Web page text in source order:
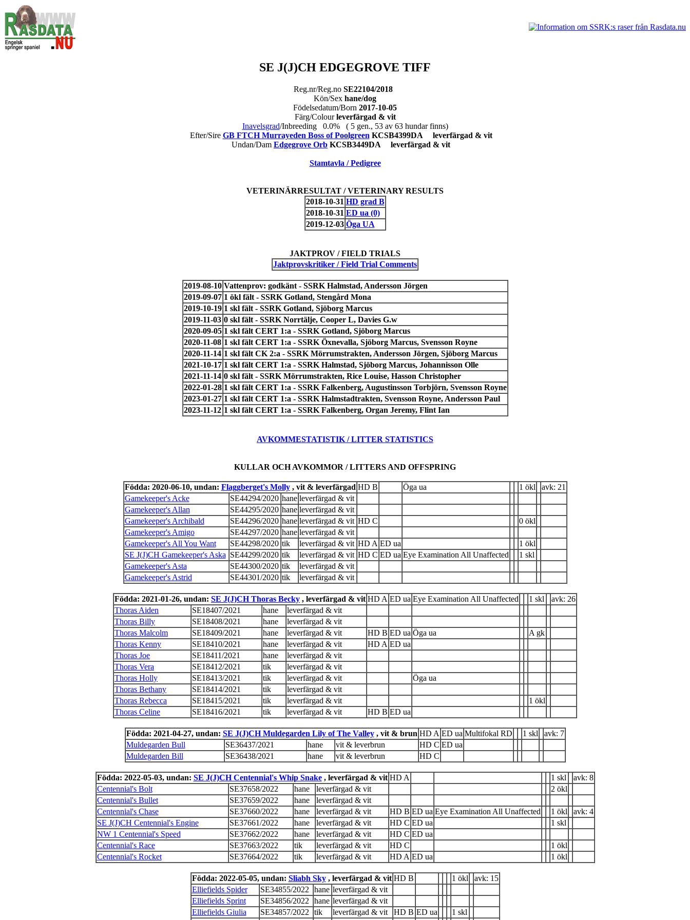
SE J(J)CH EDGEGROVE TIFF
Reg.nr/Reg.no SE22104/2018
Kön/Sex hane/dog
Födelsedatum/Born 2017-10-05
Färg/Colourleverfärgad & vit
Inavelsgrad/Inbreeding 0.0% ( 5 gen., 53 av 63 hundar finns)
Efter/Sire GB FTCH Murrayeden Boss of Poolgreen KCSB4399DA leverfärgad & vit
Undan/Dam Edgegrove Orb KCSB3449DA leverfärgad & vit
Stamtavla / Pedigree
VETERINÄRRESULTAT / VETERINARY RESULTS
2018-10-31 HD grad B
2018-10-31 ED ua (0)
2019-12-03 Öga UA
JAKTPROV / FIELD TRIALS
Jaktprovskritiker / Field Trial Comments
2019-08-10 Vattenprov: godkänt - SSRK Halmstad, Andersson Jörgen
2019-09-07 1 ökl fält - SSRK Gotland, Stengård Mona
2019-10-19 1 skl fält - SSRK Gotland, Sjöborg Marcus
2019-11-03 0 skl fält - SSRK Norrtälje, Cooper L, Davies G.w
2020-09-05 1 skl fält CERT 1:a - SSRK Gotland, Sjöborg Marcus
2020-11-08 1 skl fält CERT 1:a - SSRK Öxnevalla, Sjöborg Marcus, Svensson Royne
2020-11-14 1 skl fält CK 2:a - SSRK Mörrumstrakten, Andersson Jörgen, Sjöborg Marcus
2021-10-17 1 skl fält CERT 1:a - SSRK Halmstad, Sjöborg Marcus, Johannisson Olle
2021-11-14 0 skl fält - SSRK Mörrumstrakten, Rice Louise, Hasson Christopher
2022-01-28 1 skl fält CERT 1:a - SSRK Falkenberg, Augustinsson Torbjörn, Svensson Royne
2023-01-27 1 skl fält CERT 1:a - SSRK Halmstadtrakten, Svensson Royne, Andersson Paul
2023-11-12 1 skl fält CERT 1:a - SSRK Falkenberg, Organ Jeremy, Flint Ian
AVKOMMESTATISTIK / LITTER STATISTICS
KULLAR OCH AVKOMMOR / LITTERS AND OFFSPRING
Födda: 2020-06-10, undan: Flaggberget's Molly, vit & leverfärgad HD B Öga ua 1 ökl
avk: 21
Gamekeeper's Acke
SE44294/2020 hane leverfärgad & vit
Gamekeeper's Allan
SE44295/2020 hane leverfärgad & vit
Gamekeeper's Archibald
SE44296/2020 hane leverfärgad & vit HD C
0 ökl
Gamekeeper's Amigo
SE44297/2020 hane leverfärgad & vit
Gamekeeper's All You Want
SE44298/2020 tik leverfärgad & vit HD A ED ua
1 ökl
SE J(J)CH Gamekeeper's Aska SE44299/2020 tik leverfärgad & vit HD C ED ua Eye Examination All Unaffected
1 skl
Gamekeeper's Asta
SE44300/2020 tik
leverfärgad & vit
Gamekeeper's Astrid
SE44301/2020 tik leverfärgad & vit
Födda: 2021-01-26, undan: SE J(J)CH Thoras Becky , leverfärgad & vit HD A ED ua Eye Examination All Unaffected 1 skl
avk: 26
Thoras Aiden
SE18407/2021 hane
leverfärgad & vit
Thoras Billy
SE18408/2021 hane
leverfärgad & vit
Thoras Malcolm
SE18409/2021 hane leverfärgad & vit HD B ED ua Öga ua
A gk
Thoras Kenny
SE18410/2021 hane leverfärgad & vit HD A ED ua
Thoras Joe
SE18411/2021 hane
leverfärgad & vit
Thoras Vera
SE18412/2021 tik
leverfärgad & vit
Thoras Holly
SE18413/2021 tik leverfärgad & vit
Öga ua
Thoras Bethany
SE18414/2021 tik
leverfärgad & vit
Thoras Rebecca
SE18415/2021 tik leverfärgad & vit
1 ökl
Thoras Celine
SE18416/2021 tik leverfärgad & vit HD B ED ua
Födda: 2021-04-27, undan: SE J(J)CH Muldegarden Lily of The Valley, vit & brun HD A ED ua Multifokal RD 1 skl
avk: 7
Muldegarden Bull
SE36437/2021 hane vit & leverbrun HD C ED ua
Muldegarden Bill
SE36438/2021 hane vit & leverbrun HD C
Födda: 2022-05-03, undan: SE J(J)CH Centennial's Whip Snake, leverfärgad & vit HD A 1 skl
avk: 8
Centennial's Bolt
SE37658/2022 hane leverfärgad & vit
2 ökl
Centennial's Bullet
SE37659/2022 hane
leverfärgad & vit
Centennial's Chase
SE37660/2022 hane leverfärgad & vit HD B ED ua Eye Examination All Unaffected 1 ökl
avk: 4
SE J(J)CH Centennial's Engine
SE37661/2022 hane leverfärgad & vit HD C ED ua
1 skl
NW 1 Centennial's Speed
SE37662/2022 hane leverfärgad & vit HD C ED ua
Centennial's Race
SE37663/2022 tik leverfärgad & vit HD C
1 ökl
Centennial's Rocket
SE37664/2022 tik leverfärgad & vit HD A ED ua 1 ökl
Födda: 2022-05-05, undan: Sliabh Sky, leverfärgad & vit HD B 1 ökl
avk: 15
Elliefields Spider
SE34855/2022 hane leverfärgad & vit
Elliefields Sprint
SE34856/2022 hane leverfärgad & vit
Elliefields Giulia
SE34857/2022 tik leverfärgad & vit HD B ED ua
1 skl